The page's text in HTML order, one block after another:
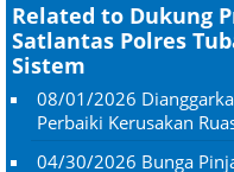
Related to Dukung
Satlantas Polres
Sistem
08/01/2026
Perbaiki Kerusakan
04/30/2026 Bunga